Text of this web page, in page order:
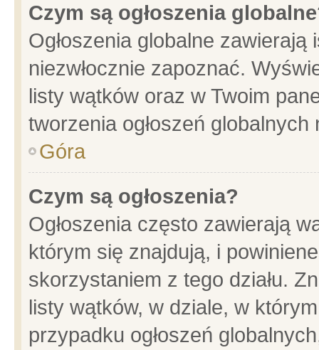
Czym są ogłoszenia
Ogłoszenia globalne
niezwłocznie zapoznać.
listy wątków oraz w Twoim
tworzenia ogłoszeń
Góra
Czym są ogłoszenia?
Ogłoszenia często zawierają
którym się znajdują, i
skorzystaniem z tego działu.
listy wątków, w dziale, w
przypadku ogłoszeń